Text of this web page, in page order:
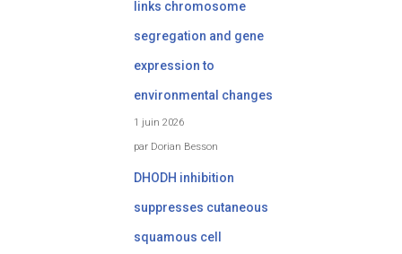
links chromosome
segregation and gene
expression to
environmental changes
1 juin 2026
par Dorian Besson
DHODH inhibition
suppresses cutaneous
squamous cell